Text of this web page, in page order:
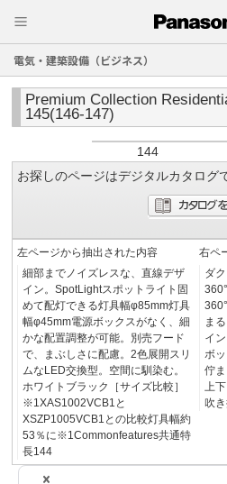
電気・建築設備（ビジネス）
Premium Collection
145(146-147)
144
お探しのページはデジタルカタログ
左ページから抽出された内容
細部までノイズレスな、直線デザ
イン。SpotLightスポットライト固
めて配灯できる灯具幅φ85mm灯具
幅φ45mm電源ボックスがなく、細
かな配置調整が可能。別売フード
で、まぶしさに配慮。2色展開スリ
ムなLED交換型。空間に馴染む。
ホワイトブラック［サイズ比較］
※1XAS1002VCB1と
XSZP1005VCB1との比較灯具幅約
53％に※1Commonfeatures共通特
長144
右ペ
ダ
ま
イ
ボ
佇
上
吹